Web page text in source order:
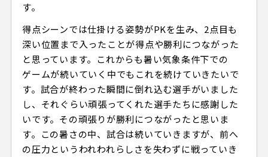
す。
得点シーンでは仕掛ける姿勢がPKを生み、2点目も
深い位置まで入ったことが得点や勝利につながった
と思っています。これからも暑い気象条件下での
ゲームが続いていく中でもこれを続けていきたいで
す。試合が終わった瞬間に倒れ込む選手がいました
し、それぐらい頑張ってくれた選手たちに感謝した
いです。その頑張りが勝利につながったと思いま
す。この暑さの中、試合は続いていきますが、前へ
の圧力というわれわれらしさを失わずに戦っていき